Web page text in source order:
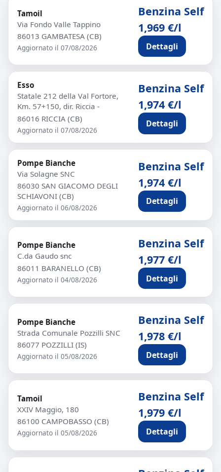
Tamoil
Via Fondo Valle Tappino
86013 GAMBATESA (CB)
Aggiornato il 07/08/2026
Benzina Self
1,969 €/l
Dettagli
Esso
Statale 212 della Val Fortore,
Km. 57+150, dir. Riccia -
86016 RICCIA (CB)
Aggiornato il 07/08/2026
Benzina Self
1,974 €/l
Dettagli
Pompe Bianche
Via Solagne SNC
86030 SAN GIACOMO DEGLI
SCHIAVONI (CB)
Aggiornato il 06/08/2026
Benzina Self
1,974 €/l
Dettagli
Pompe Bianche
C.da Gaudo snc
86011 BARANELLO (CB)
Aggiornato il 04/08/2026
Benzina Self
1,977 €/l
Dettagli
Pompe Bianche
Strada Comunale Pozzilli SNC
86077 POZZILLI (IS)
Aggiornato il 05/08/2026
Benzina Self
1,978 €/l
Dettagli
Tamoil
XXIV Maggio, 180
86100 CAMPOBASSO (CB)
Aggiornato il 05/08/2026
Benzina Self
1,979 €/l
Dettagli